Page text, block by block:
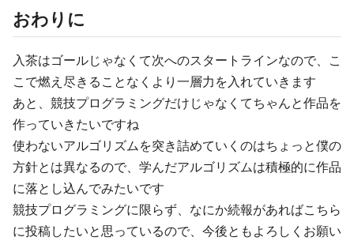
おわりに
入茶はゴールじゃなくて次へのスタートラインなので、こ
こで燃え尽きることなくより一層力を入れていきます
あと、競技プログラミングだけじゃなくてちゃんと作品を
作っていきたいですね
使わないアルゴリズムを突き詰めていくのはちょっと僕の
方針とは異なるので、学んだアルゴリズムは積極的に作品
に落とし込んでみたいです
競技プログラミングに限らず、なにか続報があればこちら
に投稿したいと思っているので、今後ともよろしくお願い